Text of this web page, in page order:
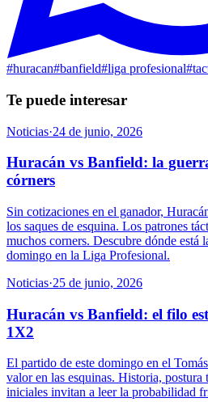
#huracan#banfield#liga profesional#
Te puede interesar
Noticias·24 de junio, 2026
Huracán vs Banfield: la
córners
Sin cotizaciones en el ganador,
los saques de esquina. Los patrones
muchos corners. Descubre dónde está
domingo en la Liga Profesional.
Noticias·25 de junio, 2026
Huracán vs Banfield: el filo
1X2
El partido de este domingo en el
valor en las esquinas. Historia, postura
iniciales invitan a leer la probabilidad